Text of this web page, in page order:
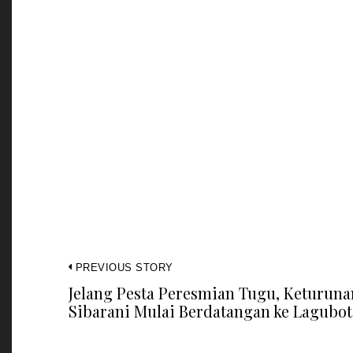
PREVIOUS STORY
Jelang Pesta Peresmian Tugu,
Sibarani Mulai Berdatangan ke